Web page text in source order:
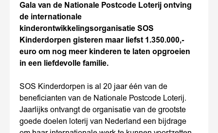
Gala van de Nationale Postcode Loterij ontving
de internationale
kinderontwikkelingsorganisatie SOS
Kinderdorpen gisteren maar liefst 1.350.000,-
euro om nog meer kinderen te laten opgroeien
in een liefdevolle familie.
SOS Kinderdorpen is al 20 jaar één van de
beneficianten van de Nationale Postcode Loterij.
Jaarlijks ontvangt de organisatie van de grootste
goede doelen loterij van Nederland een bijdrage